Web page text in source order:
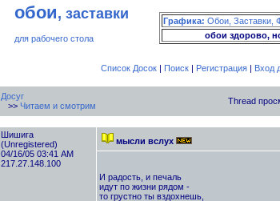
обои, заставки
для рабочего стола
Графика: Обои, Заставки,
обои здорово,
Список Досок| Поиск| Регистрация| Вход
Досуг
>> Читаем и смотрим Thread
Шишига
(Unregistered)
04/16/05 03:41 AM
217.27.148.100
мысли вслух
И радость, и печаль
идут по жизни рядом -
то грустно ты вздохнешь,